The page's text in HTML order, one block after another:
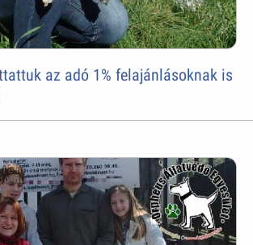
az adó 1% felajánlásoknak is